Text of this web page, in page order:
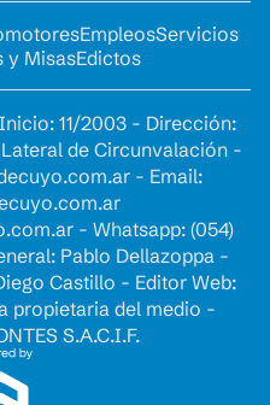
EmpleosServicios
y MisasEdictos
11/2003 - Dirección:
de Circunvalación -
- Email:
- Whatsapp: (054)
Pablo Dellazoppa -
Castillo - Editor Web:
propietaria del medio -
S.A.C.I.F.